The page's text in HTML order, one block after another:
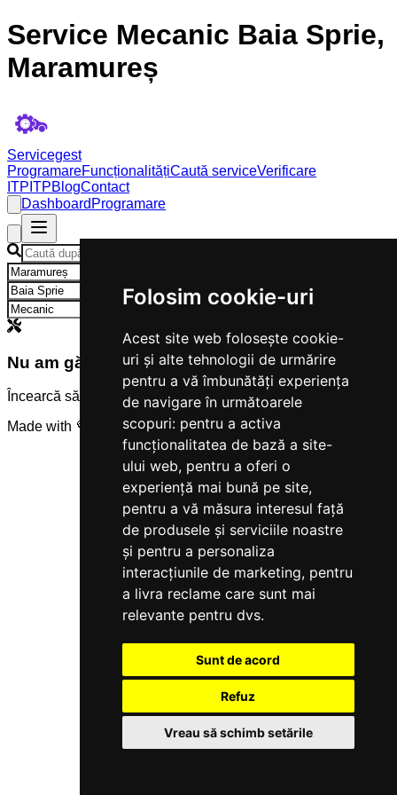
Folosim cookie-uri
Acest site web folosește cookie-
uri și alte tehnologii de urmărire
pentru a vă îmbunătăți experiența
de navigare în următoarele
scopuri: pentru a activa
funcționalitatea de bază a site-
ului web, pentru a oferi o
experiență mai bună pe site,
pentru a vă măsura interesul față
de produsele și serviciile noastre
și pentru a personaliza
interacțiunile de marketing, pentru
a livra reclame care sunt mai
relevante pentru dvs.
Sunt de acord
Refuz
Vreau să schimb setările
Service Mecanic Baia Sprie,
Maramureș
Servicegest
ProgramareFuncționalitățiCaută serviceVerificare
ITP ITPBlogContact
Dashboard Programare
×
Nu am găsit servicii
Încearcă să modifici criteriile de căutare.
Made with 💜 by
Servicegest